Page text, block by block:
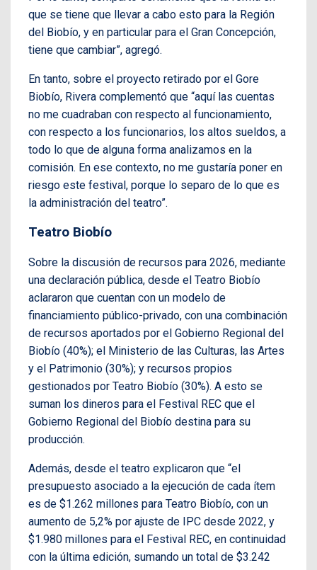
que se tiene que llevar a cabo esto para la Región
del Biobío, y en particular para el Gran Concepción,
tiene que cambiar”, agregó.
En tanto, sobre el proyecto retirado por el Gore
Biobío, Rivera complementó que “aquí las cuentas
no me cuadraban con respecto al funcionamiento,
con respecto a los funcionarios, los altos sueldos, a
todo lo que de alguna forma analizamos en la
comisión. En ese contexto, no me gustaría poner en
riesgo este festival, porque lo separo de lo que es
la administración del teatro”.
Teatro Biobío
Sobre la discusión de recursos para 2026, mediante
una declaración pública, desde el Teatro Biobío
aclararon que cuentan con un modelo de
financiamiento público-privado, con una combinación
de recursos aportados por el Gobierno Regional del
Biobío (40%); el Ministerio de las Culturas, las Artes
y el Patrimonio (30%); y recursos propios
gestionados por Teatro Biobío (30%). A esto se
suman los dineros para el Festival REC que el
Gobierno Regional del Biobío destina para su
producción.
Además, desde el teatro explicaron que “el
presupuesto asociado a la ejecución de cada ítem
es de $1.262 millones para Teatro Biobío, con un
aumento de 5,2% por ajuste de IPC desde 2022, y
$1.980 millones para el Festival REC, en continuidad
con la última edición, sumando un total de $3.242